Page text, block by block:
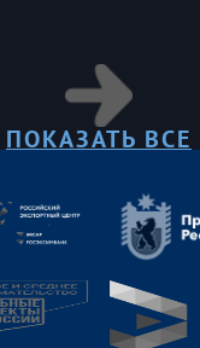
ПОКАЗАТЬ ВСЕ